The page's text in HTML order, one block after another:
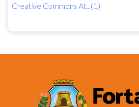
Creative Commons At...(1)